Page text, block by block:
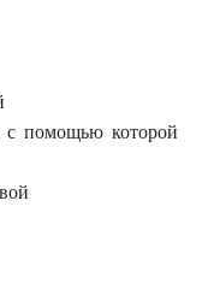
с помощью которой